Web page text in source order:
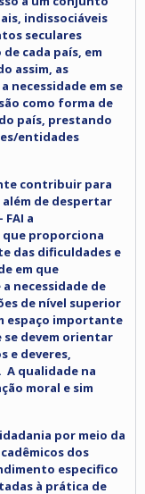
indissociáveis
seculares
cada país, em
assim, as
necessidade em se
como forma de
país, prestando
entidades
contribuir para
de despertar
a
que proporciona
das dificuldades e
em que
necessidade de
de nível superior
espaço importante
se devem orientar
e deveres,
A qualidade na
moral e sim
por meio da
dos
especifico
à prática de